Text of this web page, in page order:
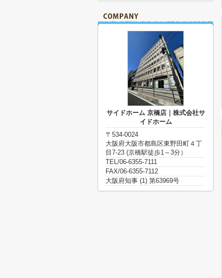
サイドホーム 京橋店｜株式会社サ
イドホーム
〒534-0024
大阪府大阪市都島区東野田町４丁
目7-23 (京橋駅徒歩1～3分）
TEL/06-6355-7111
FAX/06-6355-7112
大阪府知事 (1) 第63969号